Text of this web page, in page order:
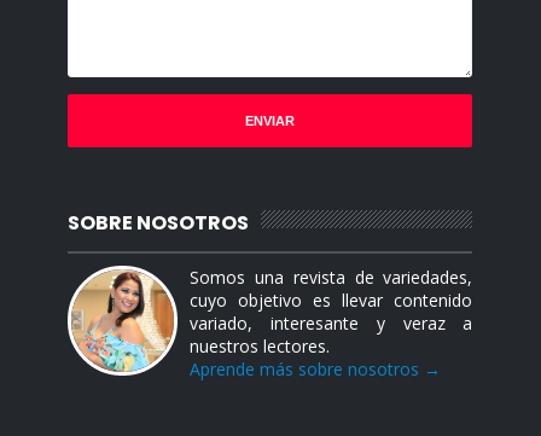
SOBRE NOSOTROS
Somos una revista de variedades,
cuyo objetivo es llevar contenido
variado, interesante y veraz a
nuestros lectores.
Aprende más sobre nosotros →